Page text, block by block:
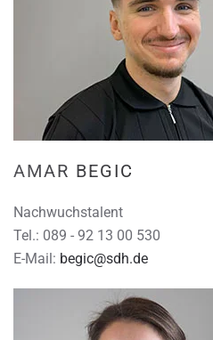
AMAR BEGIC
Nachwuchstalent
Tel.: 089 - 92 13 00 530
E-Mail: begic@sdh.de